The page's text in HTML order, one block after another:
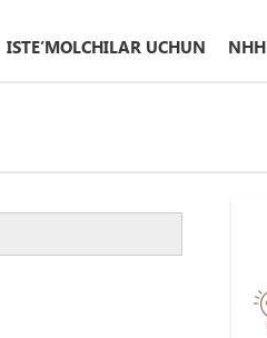
ISTE’MOLCHILAR UCHUN NHH